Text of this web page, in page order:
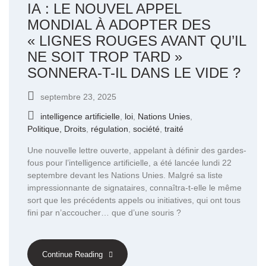
IA : LE NOUVEL APPEL
MONDIAL À ADOPTER DES
« LIGNES ROUGES AVANT QU’IL
NE SOIT TROP TARD »
SONNERA-T-IL DANS LE VIDE ?
septembre 23, 2025
intelligence artificielle loi Nations Unies
Politique, Droits régulation société traité
Une nouvelle lettre ouverte, appelant à définir des gardes-
fous pour l’intelligence artificielle, a été lancée lundi 22
septembre devant les Nations Unies. Malgré sa liste
impressionnante de signataires, connaîtra-t-elle le même
sort que les précédents appels ou initiatives, qui ont tous
fini par n’accoucher… que d’une souris ?
Continue Reading